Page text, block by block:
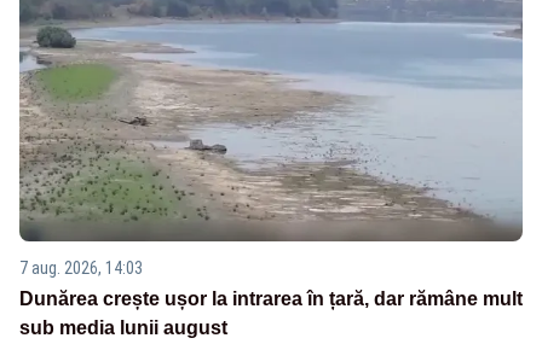
7 aug. 2026, 14:03
Dunărea crește ușor la intrarea în țară, dar rămâne mult
sub media lunii august